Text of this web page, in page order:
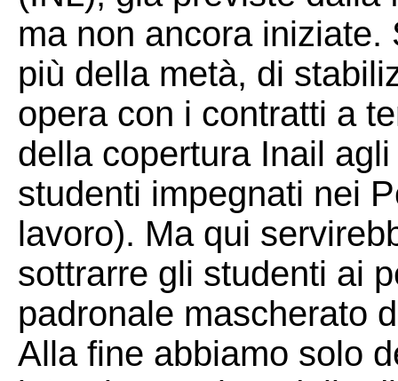
ma non ancora
più della metà, di
opera con i contratti a
della copertura Inail
studenti impegnati nei
lavoro). Ma qui
sottrarre gli studenti ai
padronale mascherato
Alla fine abbiamo solo